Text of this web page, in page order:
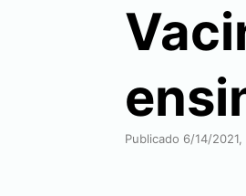
Publicado 6/14/